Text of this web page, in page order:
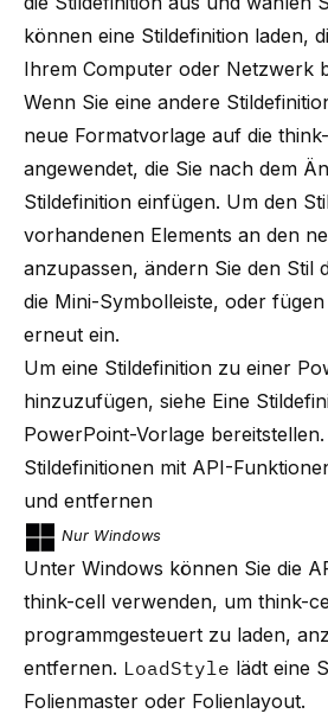
können eine Stildefinition laden,
Ihrem Computer oder Netzwerk
Wenn Sie eine andere
neue Formatvorlage auf die
angewendet, die Sie nach dem
Stildefinition einfügen. Um den
vorhandenen Elements an den
anzupassen, ändern Sie den Stil
die Mini-Symbolleiste, oder fügen
erneut ein.
Um eine Stildefinition zu einer
hinzuzufügen, siehe Eine
PowerPoint-Vorlage bereitstellen.
Stildefinitionen mit API-
und entfernen
Nur Windows
Unter Windows können Sie die
think-cell verwenden, um think-
programmgesteuert zu laden,
entfernen. LoadStyle lädt eine
Folienmaster oder Folienlayout.